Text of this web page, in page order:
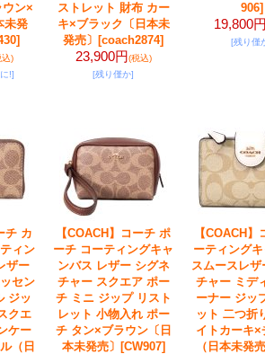
ウン×
未発
込)
!]
ストレット 財布 カー
キ×ブラック〔日本未
発売〕 [coach2874]
23,900円(税込)
[残り僅か]
906]
19,800円
[残り僅
チ カ
ィン
ザー
セン
ジッ
クエ
ケー
（日
【COACH】コーチ ポ
ーチ コーティングキャ
ンバス レザー シグネ
チャー スクエア ポー
チ ミニ ジップ リスト
レット 小物入れ ポー
チ タン×ブラウン〔日
本未発売〕 [CW907]
【COACH】
ーティング
スムースレ
チャー ミデ
ーナー ジッ
ット 二つ折
イトカーキ×
（日本未発売